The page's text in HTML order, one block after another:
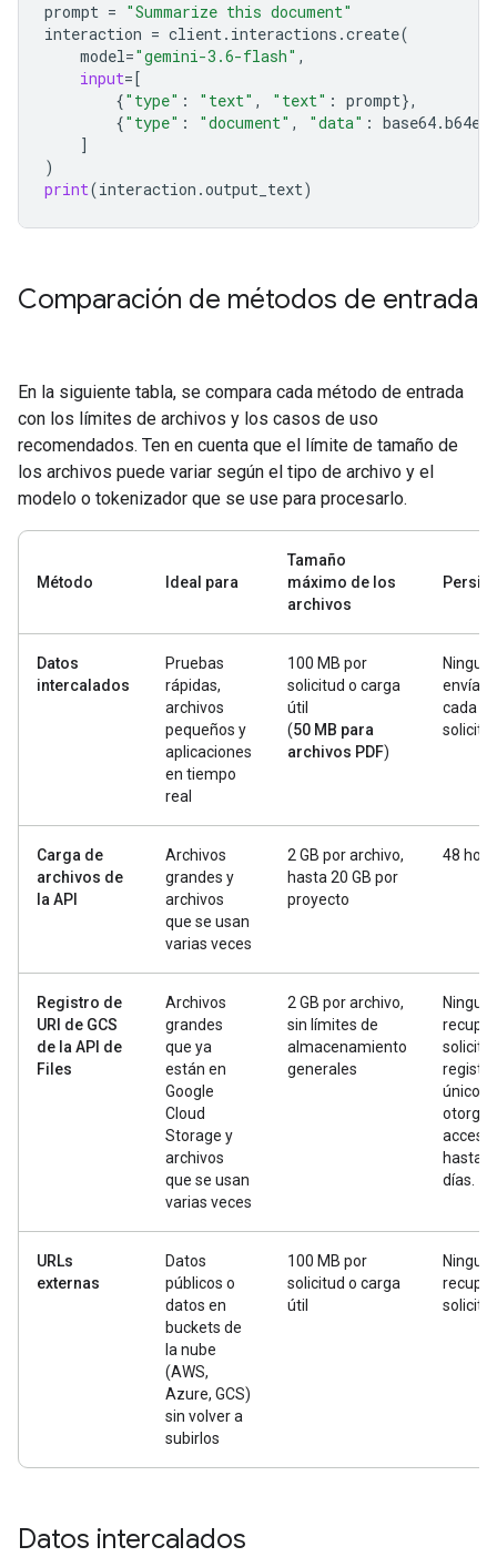
prompt = "Summarize this document"
interaction = client. interactions .create(
model="gemini-3.6-flash" ,
input=[
{"type" : "text" , "text" : prompt},
{"type" : "document" , "data" : base64.
]
)
print(interaction .output_text)
Comparación de métodos de entrada
En la siguiente tabla, se compara cada método de entrada
con los límites de archivos y los casos de uso
recomendados. Ten en cuenta que el límite de tamaño de
los archivos puede variar según el tipo de archivo y el
modelo o tokenizador que se use para procesarlo.
Método Ideal para
Tamaño
máximo de los
archivos
Datos
intercalados
Pruebas
rápidas,
archivos
pequeños y
aplicaciones
en tiempo
real
100 MB por
solicitud o carga
útil
(50 MB para
archivos PDF)
envía
cada
Carga de
archivos de
la API
Archivos
grandes y
archivos
que se usan
varias veces
2 GB por archivo,
hasta 20 GB por
proyecto
48
Registro de
URI de GCS
de la API de
Files
Archivos
grandes
que ya
están en
Google
Cloud
Storage y
archivos
que se usan
varias veces
2 GB por archivo,
sin límites de
almacenamiento
generales
registro
único
otorgar
acceso
hasta
días.
URLs
externas
Datos
públicos o
datos en
buckets de
la nube
(AWS,
Azure, GCS)
sin volver a
subirlos
100 MB por
solicitud o carga
útil
Datos intercalados